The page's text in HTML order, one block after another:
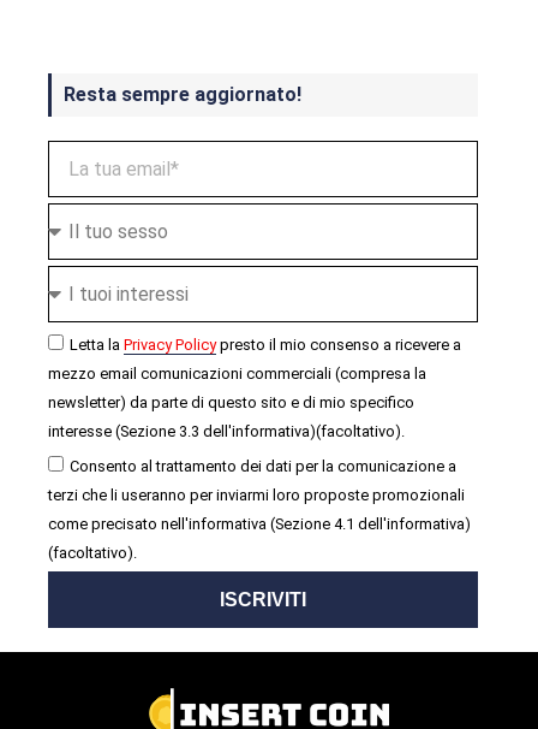
Resta sempre aggiornato!
Letta la Privacy Policypresto il mio consenso a ricevere a
mezzo email comunicazioni commerciali (compresa la
newsletter) da parte di questo sito e di mio specifico
interesse (Sezione 3.3 dell'informativa)(facoltativo).
Consento al trattamento dei dati per la comunicazione a
terzi che li useranno per inviarmi loro proposte promozionali
come precisato nell'informativa (Sezione 4.1 dell'informativa)
(facoltativo).
ISCRIVITI